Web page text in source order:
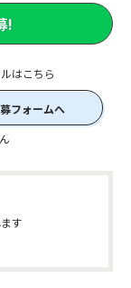
はこちら
フォームへ
!
す